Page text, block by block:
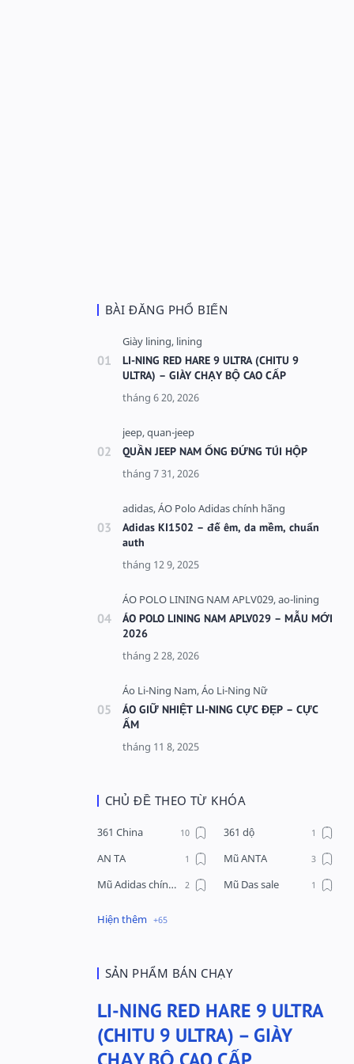
BÀI ĐĂNG PHỔ BIẾN
LI-NING RED HARE 9 ULTRA (CHITU 9
ULTRA) – GIÀY CHẠY BỘ CAO CẤP
QUẦN JEEP NAM ỐNG ĐỨNG TÚI HỘP
Adidas KI1502 – đế êm, da mềm, chuẩn
auth
ÁO POLO LINING NAM APLV029 – MẪU MỚI
2026
ÁO GIỮ NHIỆT LI-NING CỰC ĐẸP – CỰC
ẤM
CHỦ ĐỀ THEO TỪ KHÓA
361 China
361 dộ
AN TA
Mũ ANTA
Mũ Adidas chính hãng
Mũ Das sale
Phụ kiện Acer
Quần nỉ nam Lining
Quần short nam Lining
Remax
Sale giày Anta nữ
SẢN PHẨM BÁN CHẠY
LI-NING RED HARE 9 ULTRA
(CHITU 9 ULTRA) – GIÀY